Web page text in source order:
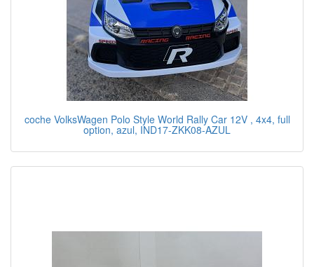
coche VolksWagen Polo Style World Rally Car 12V , 4x4, full
option, azul, IND17-ZKK08-AZUL